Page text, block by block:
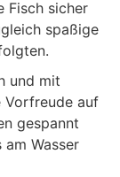
Fisch sicher
spaßige
und mit
Vorfreude auf
gespannt
Wasser